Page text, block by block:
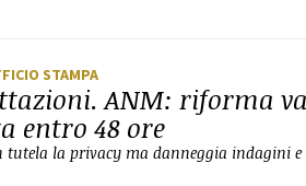
STAMPA
ANM: riforma va
entro 48 ore
tutela la privacy ma danneggia indagini